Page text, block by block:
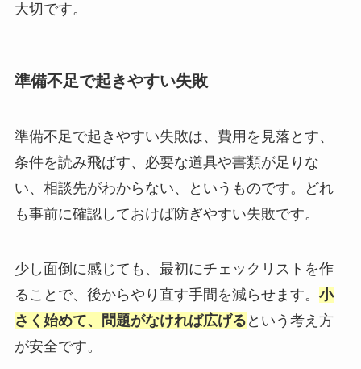
大切です。
準備不足で起きやすい失敗
準備不足で起きやすい失敗は、費用を見落とす、
条件を読み飛ばす、必要な道具や書類が足りな
い、相談先がわからない、というものです。どれ
も事前に確認しておけば防ぎやすい失敗です。
少し面倒に感じても、最初にチェックリストを作
ることで、後からやり直す手間を減らせます。 小
さく始めて、問題がなければ広げる という考え方
が安全です。